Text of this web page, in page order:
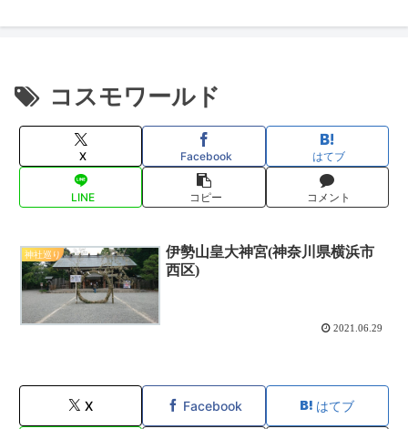
コスモワールド
X Facebook はてブ
LINE コピー コメント
神社巡り
伊勢山皇大神宮(神奈川県横浜市
西区)
2021.06.29
X Facebook はてブ